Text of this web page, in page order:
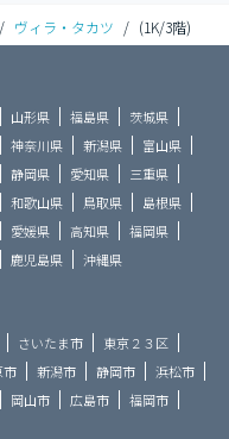
/ ヴィラ・タカツ / (1K/3階)
山形県 福島県
茨城県
神奈川県 新潟県
富山県
静岡県 愛知県
三重県
和歌山県 鳥取県
島根県
愛媛県 高知県
福岡県
鹿児島県 沖縄県
さいたま市
東京２３区
市 新潟市 静岡市
浜松市
岡山市 広島市
福岡市